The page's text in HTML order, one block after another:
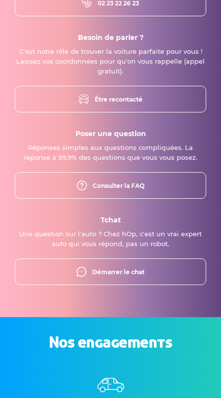
02 23 22 26 23
Besoin de parler ?
C'est notre rôle de trouver la voiture parfaite pour vous !
Laissez vos coordonnées pour qu'on vous rappelle (appel
gratuit).
Être recontacté
Poser une question
Réponses simples aux questions compliquées. La
réponse à 99,9% des questions que vous vous posez.
Consulter la FAQ
Tchat
Une question sur l'auto ? Chez hOp, c'est un vrai expert
auto qui vous répond, pas un robot.
Démarrer le chat
Nos engagements